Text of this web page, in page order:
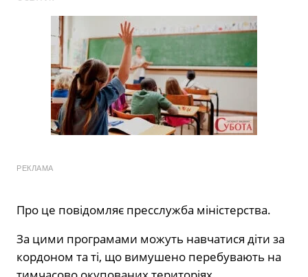
РЕКЛАМА
Про це повідомляє пресслужба міністерства.
За цими програмами можуть навчатися діти за
кордоном та ті, що вимушено перебувають на